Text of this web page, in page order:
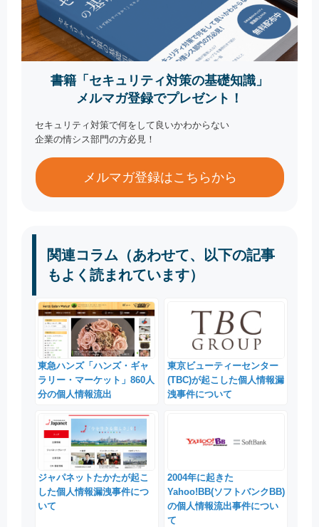
書籍「セキュリティ対策の基礎知識」
メルマガ登録でプレゼント！
セキュリティ対策で何をして良いかわからない
企業の情シス部門の方必見！
メルマガ登録はこちらから
関連コラム（あわせて、以下の記事
もよく読まれています）
東急ハンズ「ハンズ・ギャ
ラリー・マーケット」860人
分の個人情報流出
東京ビューティーセンター
(TBC)が起こした個人情報漏
洩事件について
ジャパネットたかたが起こ
した個人情報漏洩事件につ
いて
2004年に起きた
Yahoo!BB(ソフトバンクBB)
の個人情報流出事件につい
て